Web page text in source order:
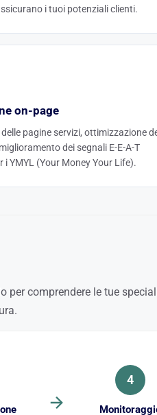
i tuoi potenziali clienti.
on-page
pagine servizi, ottimizzazione
dei segnali E-E-A-T
i YMYL (Your Money Your Life).
per comprendere le tue
4